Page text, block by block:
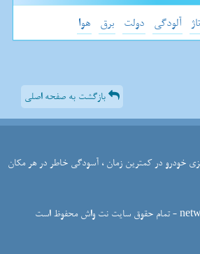
آلودگی دولت برق هوا
بازگشت به صفحه اصلی
خودرو در کمترین زمان ، آسودگی خاطر در هر مکان